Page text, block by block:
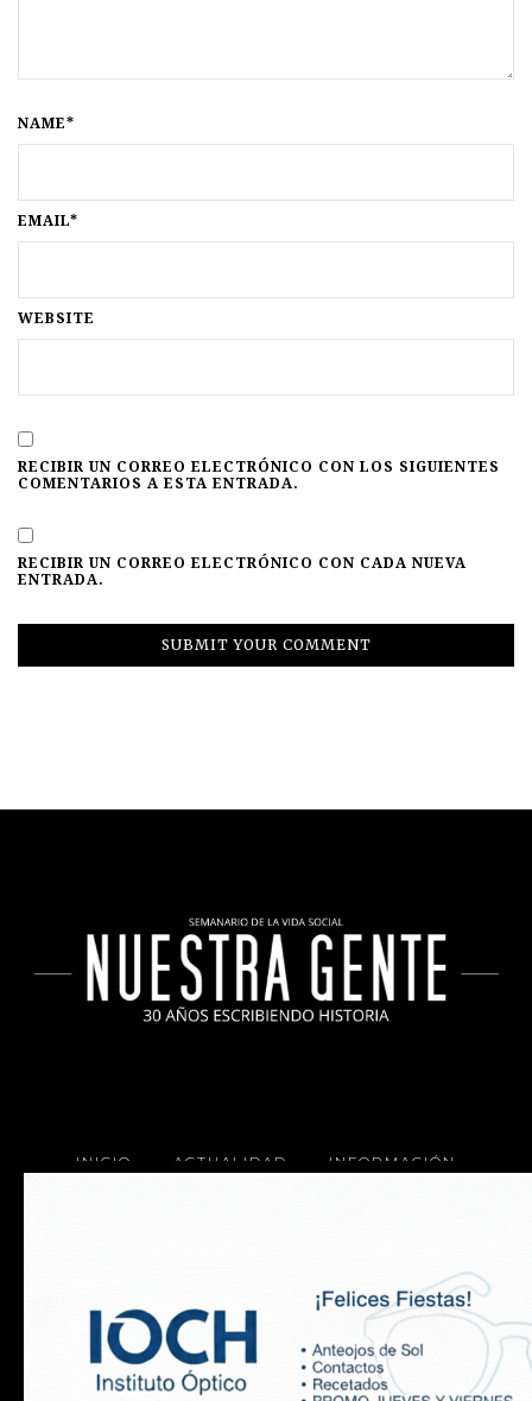
NAME*
EMAIL*
WEBSITE
RECIBIR UN CORREO ELECTRÓNICO CON LOS SIGUIENTES
COMENTARIOS A ESTA ENTRADA.
RECIBIR UN CORREO ELECTRÓNICO CON CADA NUEVA
ENTRADA.
INICIO ACTUALIDAD INFORMACIÓN
Copyright 2025 Nuestra Gente.